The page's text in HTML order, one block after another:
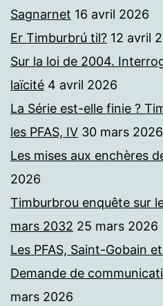
Sagnarnet 16 avril 2026
Er Timburbrú til? 12 avril
Sur la loi de 2004.
laïcité 4 avril 2026
La Série est-elle finie ?
les PFAS, IV 30 mars 2026
Les mises aux enchères
2026
Timburbrou enquête sur
mars 2032 25 mars 2026
Les PFAS, Saint-Gobain
Demande de
mars 2026